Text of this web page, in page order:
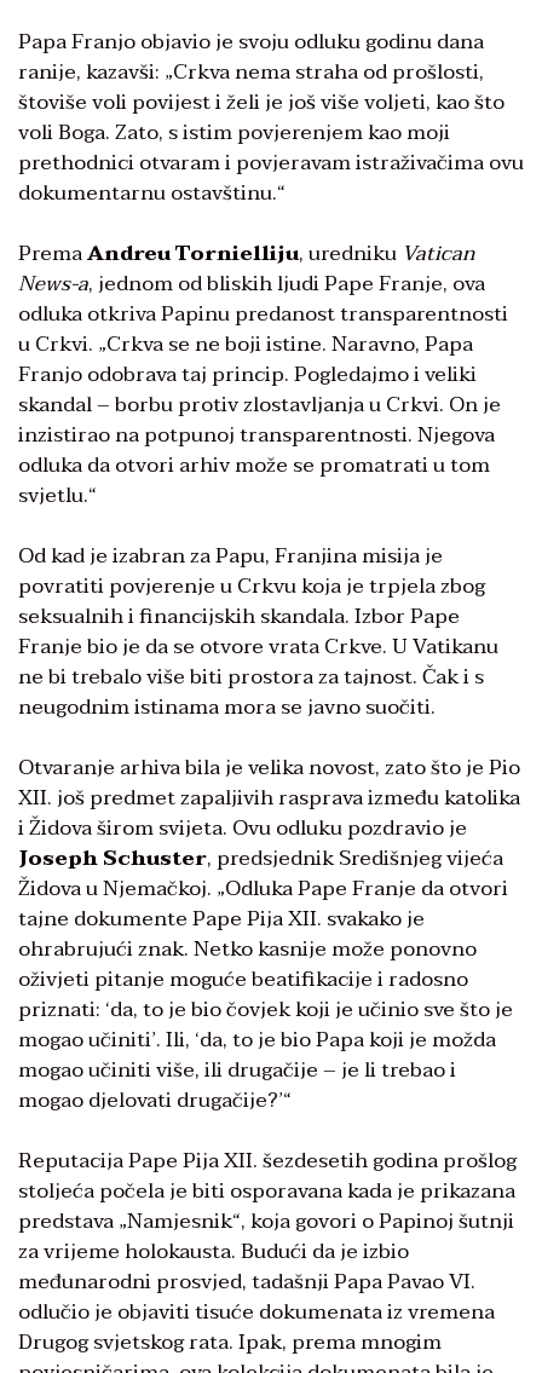
Papa Franjo objavio je svoju odluku godinu dana
ranije, kazavši: „Crkva nema straha od prošlosti,
štoviše voli povijest i želi je još više voljeti, kao što
voli Boga. Zato, s istim povjerenjem kao moji
prethodnici otvaram i povjeravam istraživačima ovu
dokumentarnu ostavštinu.“
PremaAndreu Tornielliju, uredniku Vatican
News-a, jednom od bliskih ljudi Pape Franje, ova
odluka otkriva Papinu predanost transparentnosti
u Crkvi. „Crkva se ne boji istine. Naravno, Papa
Franjo odobrava taj princip. Pogledajmo i veliki
skandal – borbu protiv zlostavljanja u Crkvi. On je
inzistirao na potpunoj transparentnosti. Njegova
odluka da otvori arhiv može se promatrati u tom
svjetlu.“
Od kad je izabran za Papu, Franjina misija je
povratiti povjerenje u Crkvu koja je trpjela zbog
seksualnih i financijskih skandala. Izbor Pape
Franje bio je da se otvore vrata Crkve. U Vatikanu
ne bi trebalo više biti prostora za tajnost. Čak i s
neugodnim istinama mora se javno suočiti.
Otvaranje arhiva bila je velika novost, zato što je Pio
XII. još predmet zapaljivih rasprava između katolika
i Židova širom svijeta. Ovu odluku pozdravio je
Joseph Schuster, predsjednik Središnjeg vijeća
Židova u Njemačkoj. „Odluka Pape Franje da otvori
tajne dokumente Pape Pija XII. svakako je
ohrabrujući znak. Netko kasnije može ponovno
oživjeti pitanje moguće beatifikacije i radosno
priznati: ‘da, to je bio čovjek koji je učinio sve što je
mogao učiniti’. Ili, ‘da, to je bio Papa koji je možda
mogao učiniti više, ili drugačije – je li trebao i
mogao djelovati drugačije?’“
Reputacija Pape Pija XII. šezdesetih godina prošlog
stoljeća počela je biti osporavana kada je prikazana
predstava „Namjesnik“, koja govori o Papinoj šutnji
za vrijeme holokausta. Budući da je izbio
međunarodni prosvjed, tadašnji Papa Pavao VI.
odlučio je objaviti tisuće dokumenata iz vremena
Drugog svjetskog rata. Ipak, prema mnogim